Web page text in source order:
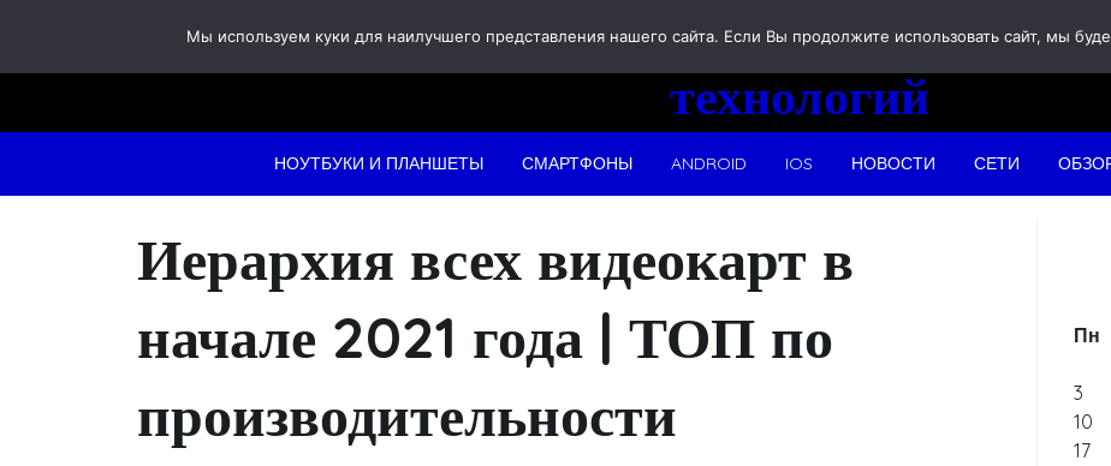
content
Новости
технологий
НОУТБУКИ И ПЛАНШЕТЫ СМАРТФОНЫ ANDROID IOS НОВОСТИ СЕТИ
Иерархия всех видеокарт в
начале 2021 года | ТОП по
производительности
Пн
3
10
17
Мы используем куки для наилучшего представления нашего сайта. Если Вы продолжите использовать сайт, мы